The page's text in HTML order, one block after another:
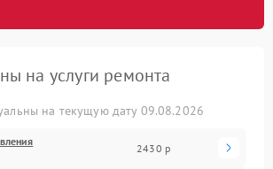
на услуги ремонта
на текущую дату 09.08.2026
2430 р